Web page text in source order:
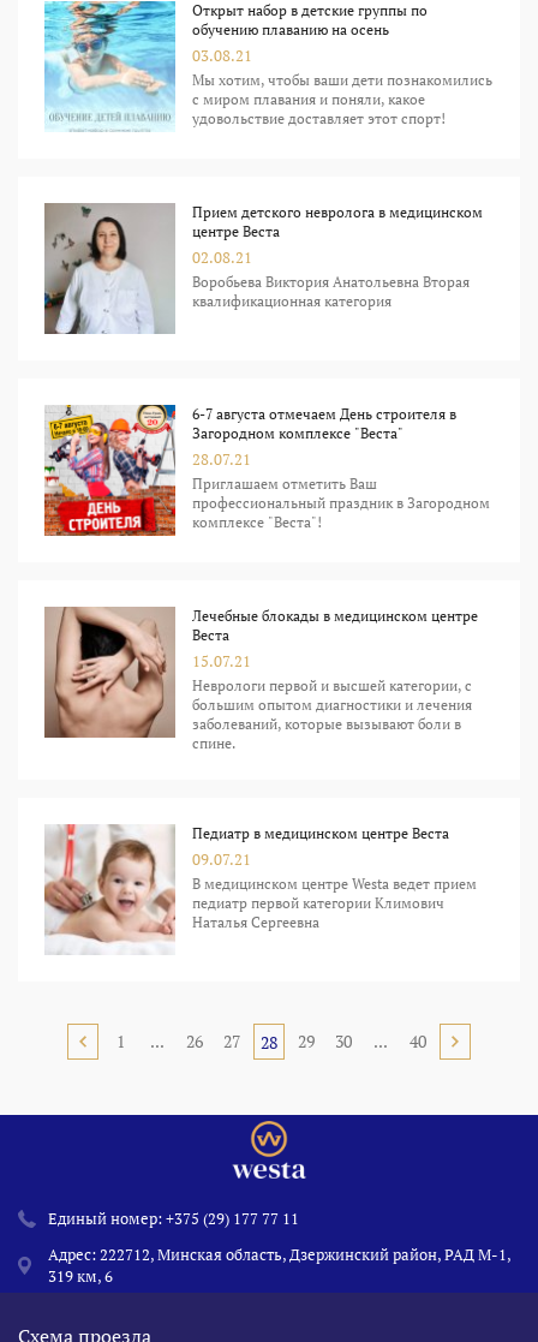
Открыт набор в детские группы по
обучению плаванию на осень
03.08.21
Мы хотим, чтобы ваши дети познакомились
с миром плавания и поняли, какое
удовольствие доставляет этот спорт!
Прием детского невролога в медицинском
центре Веста
02.08.21
Воробьева Виктория Анатольевна Вторая
квалификационная категория
6-7 августа отмечаем День строителя в
Загородном комплексе "Веста"
28.07.21
Приглашаем отметить Ваш
профессиональный праздник в Загородном
комплексе "Веста"!
Лечебные блокады в медицинском центре
Веста
15.07.21
Неврологи первой и высшей категории, с
большим опытом диагностики и лечения
заболеваний, которые вызывают боли в
спине.
Педиатр в медицинском центре Веста
09.07.21
В медицинском центре Westa ведет прием
педиатр первой категории Климович
Наталья Сергеевна
1 ... 26 27 28 29 30 ... 40
Единый номер:+375 (29) 177 77 11
Адрес: 222712, Минская область, Дзержинский район, РАД М-1,
319 км, 6
Схема проезда